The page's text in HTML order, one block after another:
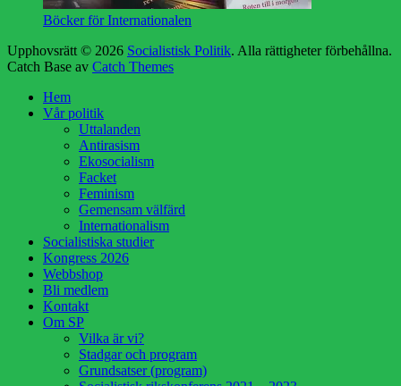
Böcker för Internationalen
Upphovsrätt © 2026 Socialistisk Politik. Alla rättigheter förbehållna.
Catch Base av Catch Themes
Hem
Vår politik
Uttalanden
Antirasism
Ekosocialism
Facket
Feminism
Gemensam välfärd
Internationalism
Socialistiska studier
Kongress 2026
Webbshop
Bli medlem
Kontakt
Om SP
Vilka är vi?
Stadgar och program
Grundsatser (program)